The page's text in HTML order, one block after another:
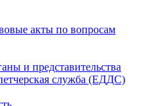
акты по вопросам
и представительства
служба (ЕДДС)